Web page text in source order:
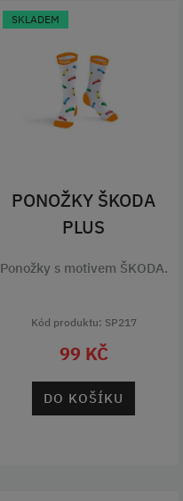
SKLADEM
PONOŽKY ŠKODA
PLUS
Ponožky s motivem ŠKODA.
Kód produktu: SP217
99 KČ
DO KOŠÍKU